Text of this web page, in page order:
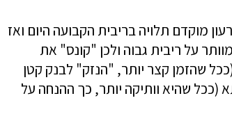
מוקדם תלויה בריבית הקבועה היום ואז
על ריבית גבוה ולכן "קונס" את
שהזמן קצר יותר, "הנזק" לבנק קטן
(ככל שהיא וותיקה יותר, כך ההנחה על